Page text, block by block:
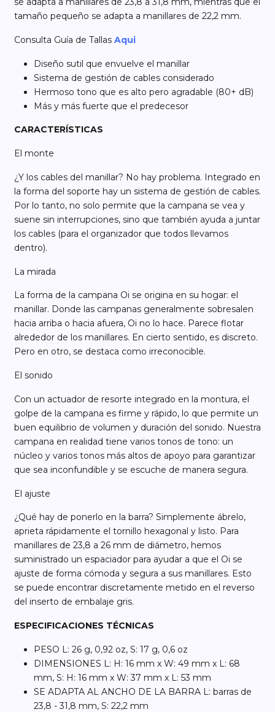
tamaño pequeño se adapta a manillares de 22,2 mm.
Consulta Guía de Tallas Aqui
Diseño sutil que envuelve el manillar
Sistema de gestión de cables considerado
Hermoso tono que es alto pero agradable (80+ dB)
Más y más fuerte que el predecesor
CARACTERÍSTICAS
El monte
¿Y los cables del manillar? No hay problema. Integrado en
la forma del soporte hay un sistema de gestión de cables.
Por lo tanto, no solo permite que la campana se vea y
suene sin interrupciones, sino que también ayuda a juntar
los cables (para el organizador que todos llevamos
dentro).
La mirada
La forma de la campana Oi se origina en su hogar: el
manillar. Donde las campanas generalmente sobresalen
hacia arriba o hacia afuera, Oi no lo hace. Parece flotar
alrededor de los manillares. En cierto sentido, es discreto.
Pero en otro, se destaca como irreconocible.
El sonido
Con un actuador de resorte integrado en la montura, el
golpe de la campana es firme y rápido, lo que permite un
buen equilibrio de volumen y duración del sonido. Nuestra
campana en realidad tiene varios tonos de tono: un
núcleo y varios tonos más altos de apoyo para garantizar
que sea inconfundible y se escuche de manera segura.
El ajuste
¿Qué hay de ponerlo en la barra? Simplemente ábrelo,
aprieta rápidamente el tornillo hexagonal y listo. Para
manillares de 23,8 a 26 mm de diámetro, hemos
suministrado un espaciador para ayudar a que el Oi se
ajuste de forma cómoda y segura a sus manillares. Esto
se puede encontrar discretamente metido en el reverso
del inserto de embalaje gris.
ESPECIFICACIONES TÉCNICAS
PESO L: 26 g, 0,92 oz, S: 17 g, 0,6 oz
DIMENSIONES L: H: 16 mm x W: 49 mm x L: 68
mm, S: H: 16 mm x W: 37 mm x L: 53 mm
SE ADAPTA AL ANCHO DE LA BARRA L: barras de
23,8 - 31,8 mm, S: 22,2 mm